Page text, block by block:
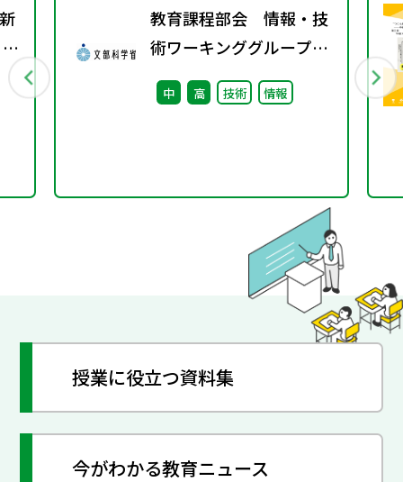
教育課程部会 情報・技
術ワーキンググループ
（第1回） 配付資料
中 高 技術 情報
授業に役立つ資料集
今がわかる教育ニュース